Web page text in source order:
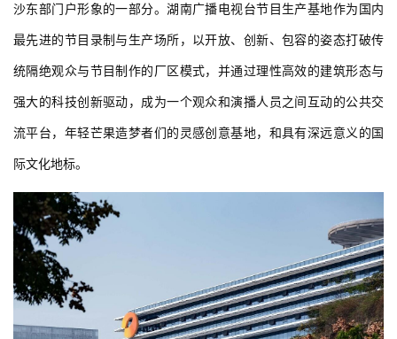
沙东部门户形象的一部分。湖南广播电视台节目生产基地作为国内
最先进的节目录制与生产场所，以开放、创新、包容的姿态打破传
统隔绝观众与节目制作的厂区模式，并通过理性高效的建筑形态与
强大的科技创新驱动，成为一个观众和演播人员之间互动的公共交
流平台，年轻芒果造梦者们的灵感创意基地，和具有深远意义的国
际文化地标。